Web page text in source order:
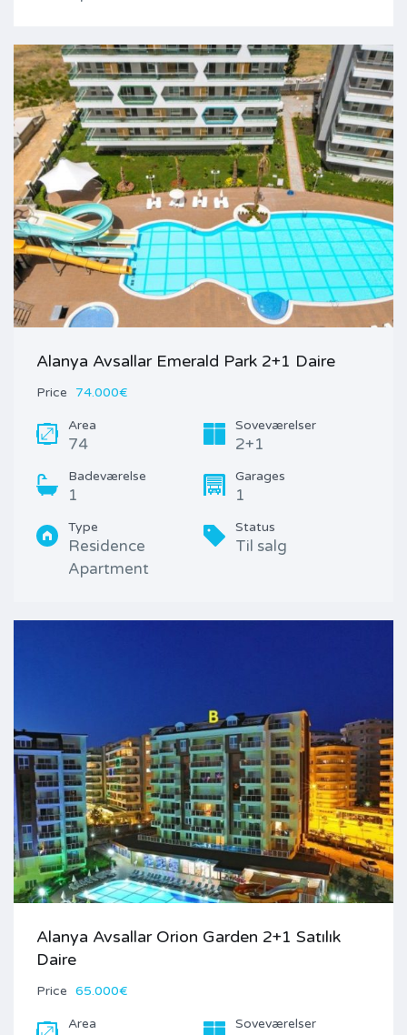
Alanya Avsallar Emerald Park 2+1 Daire
Price 74.000€
Area
74
Soveværelser
2+1
Badeværelse
1
Garages
1
Type
Residence
Apartment
Status
Til salg
Alanya Avsallar Orion Garden 2+1 Satılık
Daire
Price 65.000€
Area Soveværelser